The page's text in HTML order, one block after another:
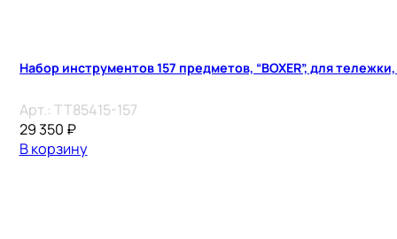
Набор инструментов 157 предметов, “BOXER”, для
Арт.: TT85415-157
29 350 ₽
В корзину